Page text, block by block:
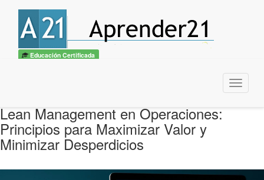
Educación Certificada
Menu
Lean Management en Operaciones:
Principios para Maximizar Valor y
Minimizar Desperdicios